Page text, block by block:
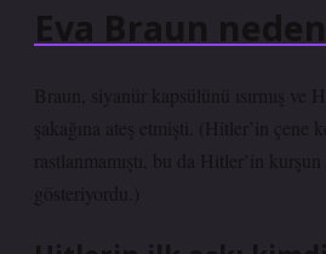
Eva Braun
Braun, siyanür kapsülünü ısırmış ve
şakağına ateş etmişti. (Hitler’in çene
rastlanmamıştı, bu da Hitler’in kurşun
gösteriyordu.)